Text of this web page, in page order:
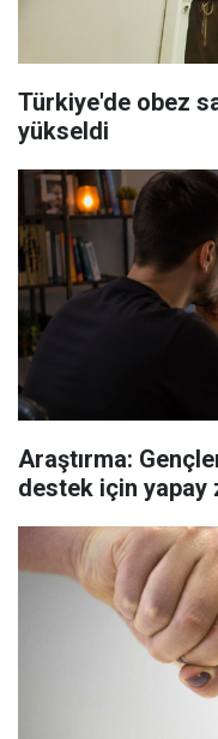
Türkiye'de obez
yükseldi
Araştırma:
destek için yapay